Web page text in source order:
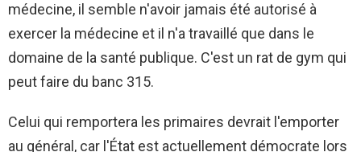
médecine, il semble n'avoir jamais été autorisé à
exercer la médecine et il n'a travaillé que dans le
domaine de la santé publique. C'est un rat de gym qui
peut faire du banc 315.
Celui qui remportera les primaires devrait l'emporter
au général, car l'État est actuellement démocrate lors